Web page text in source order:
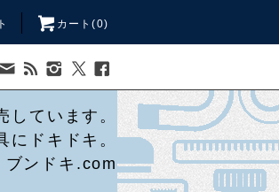
カート(0)
しています。
にドキドキ。
ブンドキ.com